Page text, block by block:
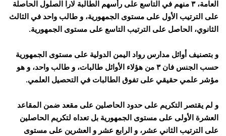
العامة، ٣ منهم في التاسع على رأسهم الطالبة لارا الصلول الحاصلة
على الترتيب الأول على مستوى الجمهورية، و طالب واحد في الثالث
الثانوي، الحاصل على الترتيب التاسع على مستوى الجمهورية.
و بتصنيف أوائل مدارس رواد اليمن الدولية على مستوى الجمهورية
حسب الجنس فان ٣ من هؤلاء الأوائل طالبات، و طالب واحد، و هو
مؤشر علمي حقيقي على تفوق الطالبات في التحصيل العلمي.
و لم يقتصر التكريم على حدود الحاصلين على مقعد ضمن المقاعد
العشرة الأولى على مستوى الجمهورية بل تعداه لتكريم الحاصلين
على الترتيب الثاني عشر، و الرابع عشر و العشرين على مستوى